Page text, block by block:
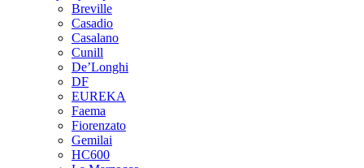
Breville
Casadio
Casalano
Cunill
De’Longhi
DF
EUREKA
Faema
Fiorenzato
Gemilai
HC600